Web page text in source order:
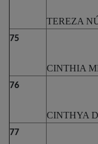
TEREZA
75
CINTHIA
76
CINTHYA
77